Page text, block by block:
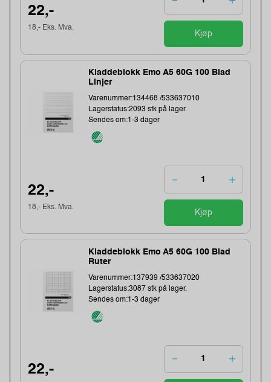
22,-
18,- Eks. Mva.
Kjøp
Kladdeblokk Emo A5 60G 100 Blad
Linjer
Varenummer:134468 /533637010
Lagerstatus:2093 stk på lager.
Sendes om:1-3 dager
22,-
18,- Eks. Mva.
Kjøp
Kladdeblokk Emo A5 60G 100 Blad
Ruter
Varenummer:137939 /533637020
Lagerstatus:3087 stk på lager.
Sendes om:1-3 dager
22,-